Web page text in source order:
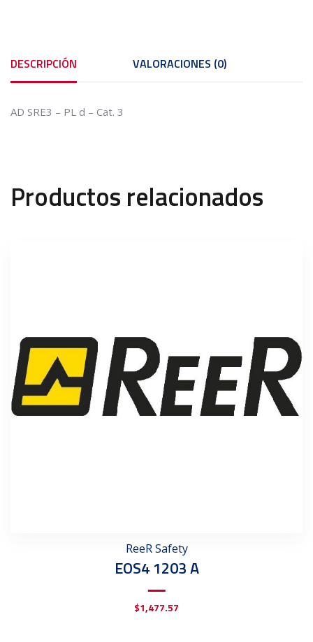
DESCRIPCIÓN VALORACIONES (0)
AD SRE3 – PL d – Cat. 3
Productos relacionados
ReeR Safety
EOS4 1203 A
$1,477.57